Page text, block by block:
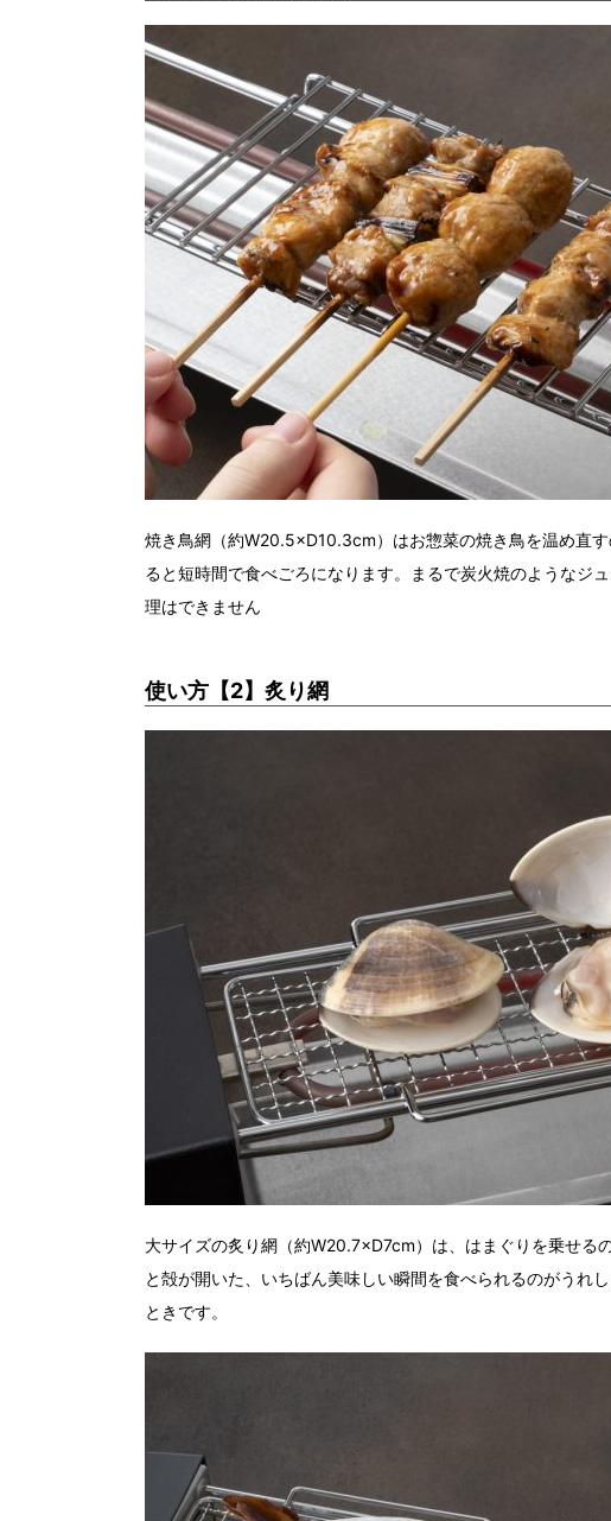
焼き鳥網（約W20.5×D10.3cm）はお惣菜の焼き鳥を温め直
ると短時間で食べごろになります。まるで炭火焼のようなジ
理はできません
使い方【2】炙り網
大サイズの炙り網（約W20.7×D7cm）は、はまぐりを乗せる
と殻が開いた、いちばん美味しい瞬間を食べられるのがうれ
ときです。